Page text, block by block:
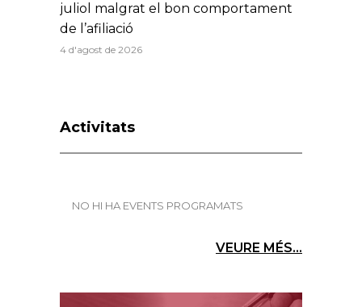
juliol malgrat el bon comportament
de l’afiliació
4 d'agost de 2026
Activitats
NO HI HA EVENTS PROGRAMATS
VEURE MÉS...